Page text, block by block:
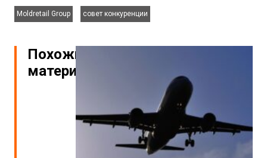
Moldretail Group
совет конкуренции
Похожие
материалы